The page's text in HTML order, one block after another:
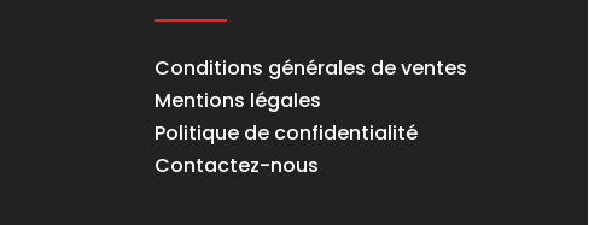
Conditions générales de ventes
Mentions légales
Politique de confidentialité
Contactez-nous